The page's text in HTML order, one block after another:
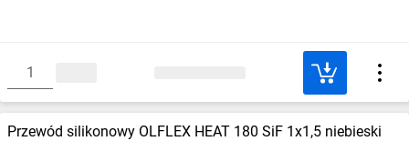
Przewód silikonowy OLFLEX HEAT 180 SiF 1x1,5 niebieski